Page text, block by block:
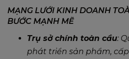
MẠNG LƯỚI KINH DOANH
BƯỚC MẠNH MẼ
Trụ sở chính toàn cầu:
phát triển sản phẩm,